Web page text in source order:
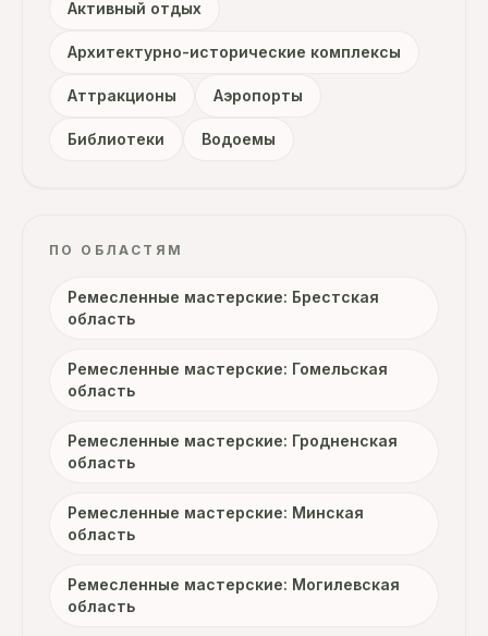
Активный отдых
Архитектурно-исторические комплексы
Аттракционы Аэропорты
Библиотеки Водоемы
ПО ОБЛАСТЯМ
Ремесленные мастерские: Брестская
область
Ремесленные мастерские: Гомельская
область
Ремесленные мастерские: Гродненская
область
Ремесленные мастерские: Минская
область
Ремесленные мастерские: Могилевская
область